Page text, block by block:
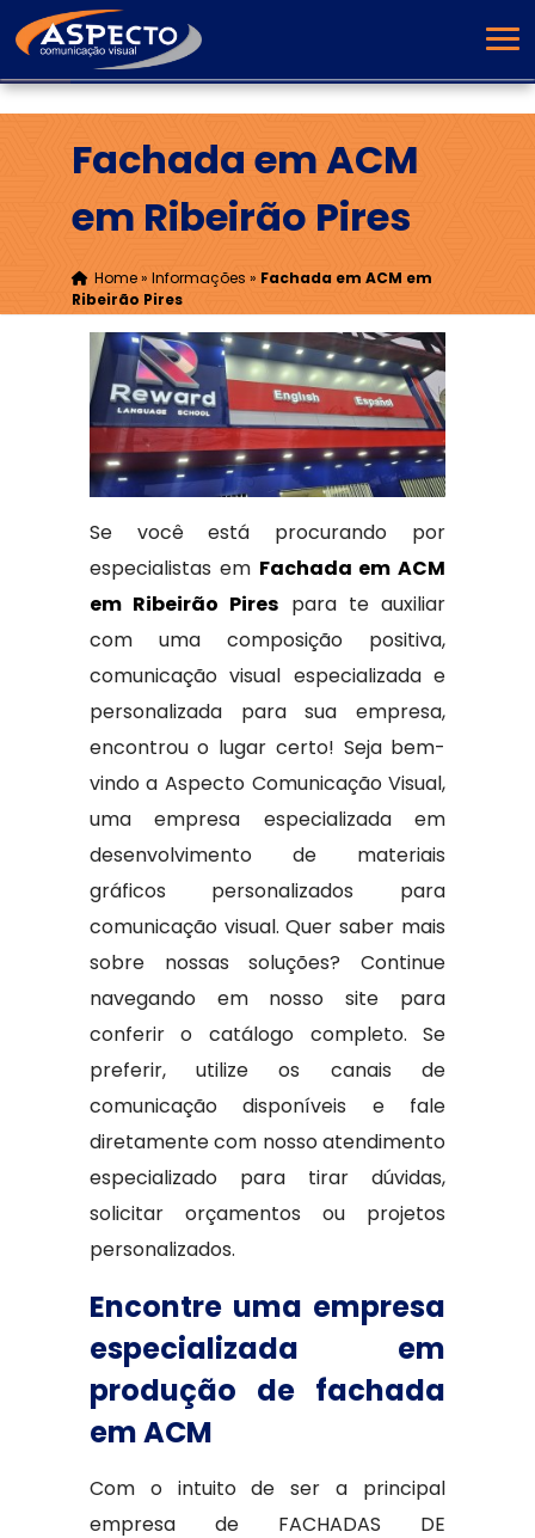
Fachada em ACM
em Ribeirão Pires
Home» Informações » Fachada em ACM em
Ribeirão Pires
Se você está procurando por
especialistas em Fachada em ACM
em Ribeirão Pires para te auxiliar
com uma composição positiva,
comunicação visual especializada e
personalizada para sua empresa,
encontrou o lugar certo! Seja bem-
vindo a Aspecto Comunicação Visual,
uma empresa especializada em
desenvolvimento de materiais
gráficos personalizados para
comunicação visual. Quer saber mais
sobre nossas soluções? Continue
navegando em nosso site para
conferir o catálogo completo. Se
preferir, utilize os canais de
comunicação disponíveis e fale
diretamente com nosso atendimento
especializado para tirar dúvidas,
solicitar orçamentos ou projetos
personalizados.
Encontre uma empresa
especializada em
produção de fachada
em ACM
Com o intuito de ser a principal
empresa de FACHADAS DE